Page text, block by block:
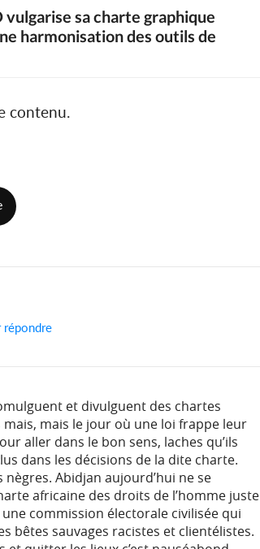
sa charte graphique
harmonisation des outils de
contenu.
répondre
et divulguent des chartes
mais le jour où une loi frappe leur
aller dans le bon sens, laches qu’ils
dans les décisions de la dite charte.
Abidjan aujourd’hui ne se
africaine des droits de l’homme juste
commission électorale civilisée qui
bêtes sauvages racistes et clientélistes.